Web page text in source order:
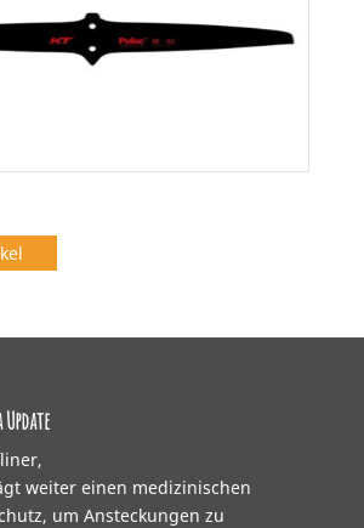
weiter einen medizinischen
um Ansteckungen zu